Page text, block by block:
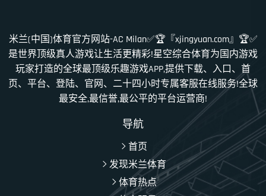
米兰(中国)体育官方网站-AC Milan✅🏆『xjingyuan.com』🏆✅
是世界顶级真人游戏让生活更精彩!星空综合体育为国内游戏
玩家打造的全球最顶级乐趣游戏APP,提供下载、入口、首
页、平台、登陆、官网、二十四小时专属客服在线服务!全球
最安全,最信誉,最公平的平台运营商!
导航
首页
发现米兰体育
体育热点